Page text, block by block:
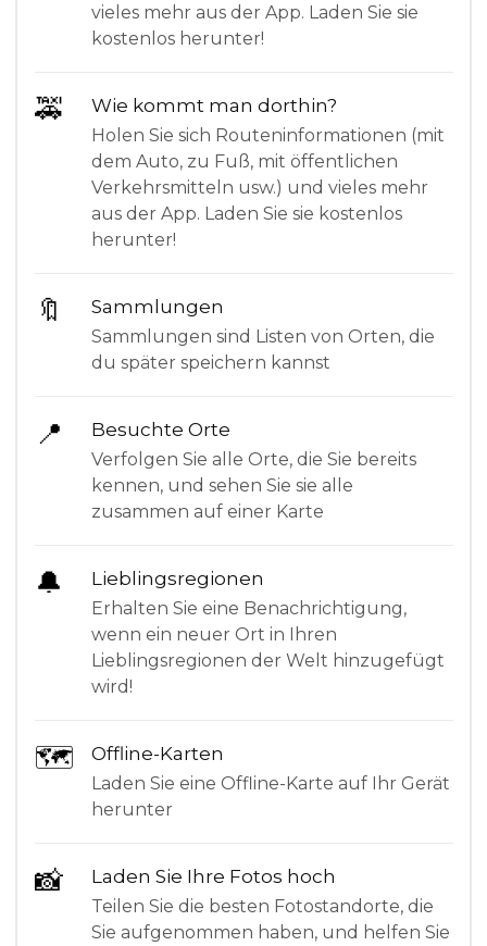
vieles mehr aus der App. Laden Sie sie
kostenlos herunter!
🚕 Wie kommt man dorthin?
Holen Sie sich Routeninformationen (mit
dem Auto, zu Fuß, mit öffentlichen
Verkehrsmitteln usw.) und vieles mehr
aus der App. Laden Sie sie kostenlos
herunter!
🔖 Sammlungen
Sammlungen sind Listen von Orten, die
du später speichern kannst
📍 Besuchte Orte
Verfolgen Sie alle Orte, die Sie bereits
kennen, und sehen Sie sie alle
zusammen auf einer Karte
🔔 Lieblingsregionen
Erhalten Sie eine Benachrichtigung,
wenn ein neuer Ort in Ihren
Lieblingsregionen der Welt hinzugefügt
wird!
🗺 Offline-Karten
Laden Sie eine Offline-Karte auf Ihr Gerät
herunter
📸 Laden Sie Ihre Fotos hoch
Teilen Sie die besten Fotostandorte, die
Sie aufgenommen haben, und helfen Sie